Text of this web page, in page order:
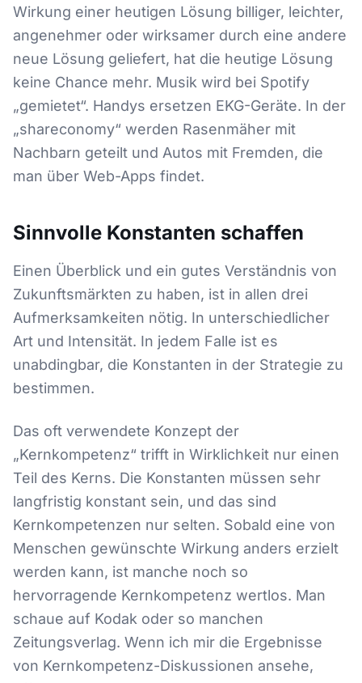
Wirkung einer heutigen Lösung billiger, leichter,
angenehmer oder wirksamer durch eine andere
neue Lösung geliefert, hat die heutige Lösung
keine Chance mehr. Musik wird bei Spotify
„gemietet“. Handys ersetzen EKG-Geräte. In der
„shareconomy“ werden Rasenmäher mit
Nachbarn geteilt und Autos mit Fremden, die
man über Web-Apps findet.
Sinnvolle Konstanten schaffen
Einen Überblick und ein gutes Verständnis von
Zukunftsmärkten zu haben, ist in allen drei
Aufmerksamkeiten nötig. In unterschiedlicher
Art und Intensität. In jedem Falle ist es
unabdingbar, die Konstanten in der Strategie zu
bestimmen.
Das oft verwendete Konzept der
„Kernkompetenz“ trifft in Wirklichkeit nur einen
Teil des Kerns. Die Konstanten müssen sehr
langfristig konstant sein, und das sind
Kernkompetenzen nur selten. Sobald eine von
Menschen gewünschte Wirkung anders erzielt
werden kann, ist manche noch so
hervorragende Kernkompetenz wertlos. Man
schaue auf Kodak oder so manchen
Zeitungsverlag. Wenn ich mir die Ergebnisse
von Kernkompetenz-Diskussionen ansehe,